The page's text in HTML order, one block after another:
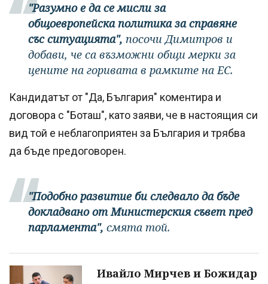
"Разумно е да се мисли за
общоевропейска политика за справяне
със ситуацията", посочи Димитров и
добави, че са възможни общи мерки за
цените на горивата в рамките на ЕС.
Кандидатът от "Да, България" коментира и
договора с "Боташ", като заяви, че в настоящия си
вид той е неблагоприятен за България и трябва
да бъде предоговорен.
"Подобно развитие би следвало да бъде
докладвано от Министерския съвет пред
парламента", смята той.
Ивайло Мирчев и Божидар